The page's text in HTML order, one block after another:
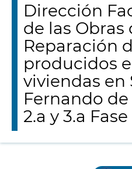
Dirección
de las Obras
Reparación
producidos
viviendas en
Fernando
2.a y 3.a Fase